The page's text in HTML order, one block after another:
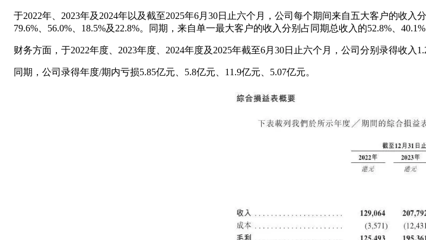
于2022年、2023年及2024年以及截至2025年6月30日止六个月，公司每个期间来自五大客户的收
79.6%、56.0%、18.5%及22.8%。同期，来自单一最大客户的收入分别占同期总收入的52.8%、40.1%
财务方面，于2022年度、2023年度、2024年度及2025年截至6月30日止六个月，公司分别录得收入
同期，公司录得年度/期内亏损5.85亿元、5.8亿元、11.9亿元、5.07亿元。